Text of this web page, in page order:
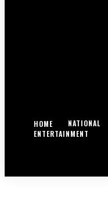
HOME NATIONAL
ENTERTAINMENT